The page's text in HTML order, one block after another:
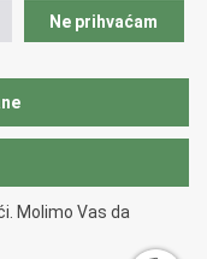
poslova.
Ne prihvaćam
Molimo Vas da